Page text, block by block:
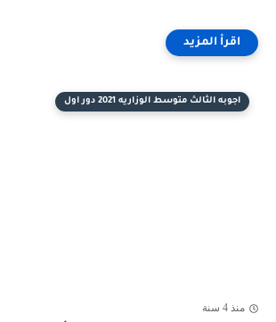
اجوبه الثالث متوسط الوزاريه 2021 دور اول
منذ 4 سنة